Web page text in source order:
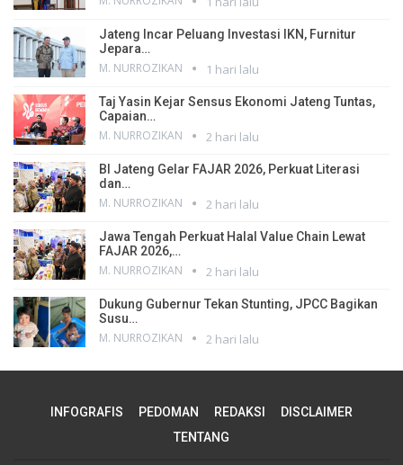
Jateng Incar Peluang Investasi IKN, Furnitur
Jepara…
M. NURROZIKAN 1 hari lalu
Taj Yasin Kejar Sensus Ekonomi Jateng Tuntas,
Capaian…
M. NURROZIKAN 2 hari lalu
BI Jateng Gelar FAJAR 2026, Perkuat Literasi
dan…
M. NURROZIKAN 2 hari lalu
Jawa Tengah Perkuat Halal Value Chain Lewat
FAJAR 2026,…
M. NURROZIKAN 2 hari lalu
Dukung Gubernur Tekan Stunting, JPCC Bagikan
Susu…
M. NURROZIKAN 2 hari lalu
INFOGRAFIS PEDOMAN REDAKSI
DISCLAIMER
TENTANG